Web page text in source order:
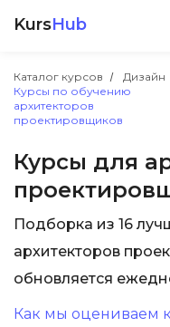
KursHub
Каталог курсов
Дизайн
Курсы по обучению
архитекторов
проектировщиков
Курсы для
Подборка из 16
архитекторов
обновляется
Как мы оцениваем
Разработка
Маркетинг